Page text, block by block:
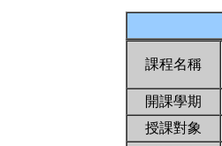
課程名稱
開課學期
授課對象